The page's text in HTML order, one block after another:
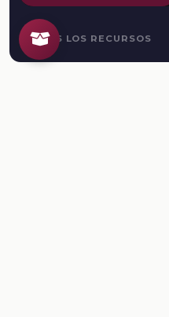
TODOS LOS RECURSOS